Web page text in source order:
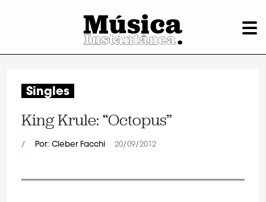
Singles
King Krule: “Octopus”
/ Por: Cleber Facchi 20/09/2012